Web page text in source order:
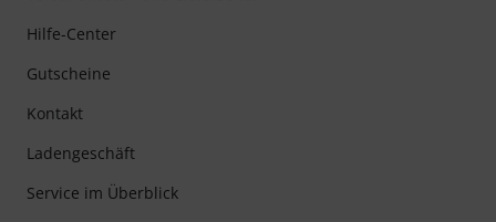
Hilfe-Center
Gutscheine
Kontakt
Ladengeschäft
Service im Überblick